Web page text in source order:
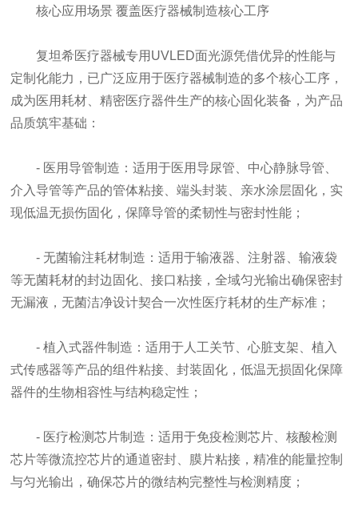
核心应用场景 覆盖医疗器械制造核心工序
复坦希医疗器械专用UVLED面光源凭借优异的性能与
定制化能力，已广泛应用于医疗器械制造的多个核心工序，
成为医用耗材、精密医疗器件生产的核心固化装备，为产品
品质筑牢基础：
- 医用导管制造：适用于医用导尿管、中心静脉导管、
介入导管等产品的管体粘接、端头封装、亲水涂层固化，实
现低温无损伤固化，保障导管的柔韧性与密封性能；
- 无菌输注耗材制造：适用于输液器、注射器、输液袋
等无菌耗材的封边固化、接口粘接，全域匀光输出确保密封
无漏液，无菌洁净设计契合一次性医疗耗材的生产标准；
- 植入式器件制造：适用于人工关节、心脏支架、植入
式传感器等产品的组件粘接、封装固化，低温无损固化保障
器件的生物相容性与结构稳定性；
- 医疗检测芯片制造：适用于免疫检测芯片、核酸检测
芯片等微流控芯片的通道密封、膜片粘接，精准的能量控制
与匀光输出，确保芯片的微结构完整性与检测精度；